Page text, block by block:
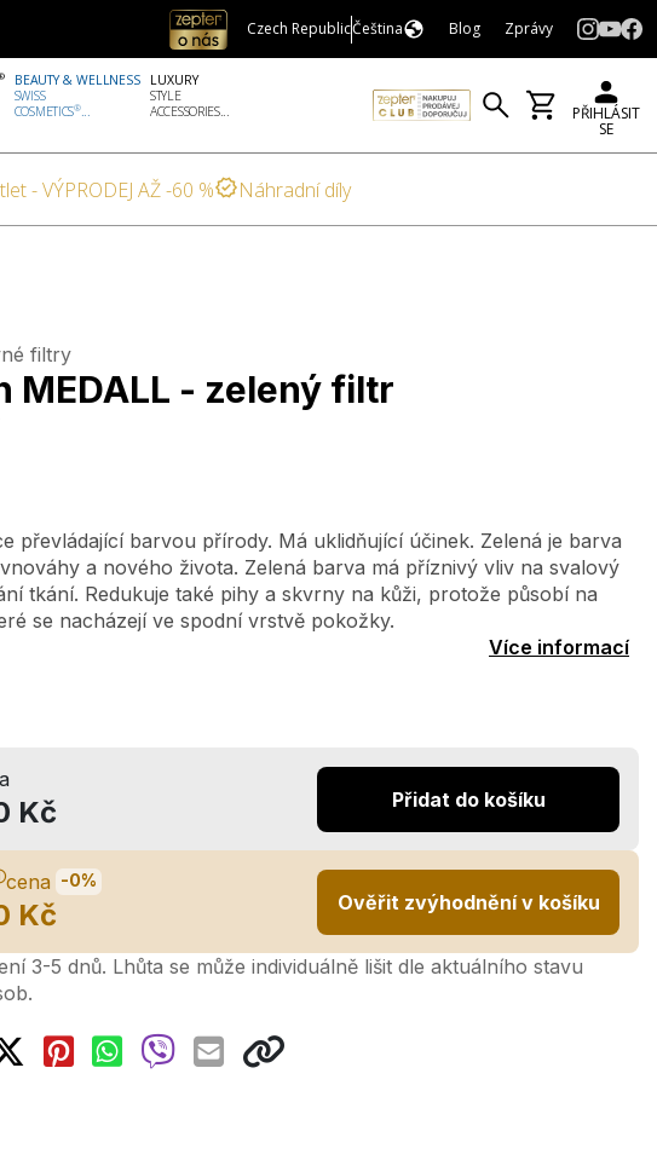
Czech RepublicČeština Blog Zprávy
BEAUTY & WELLNESS
SWISS
COSMETICS®...
LUXURY
STYLE
ACCESSORIES...
PŘIHLÁSIT
SE
- VÝPRODEJ AŽ -60 % Náhradní díly
filtry
MEDALL - zelený filtr
převládající barvou přírody. Má uklidňující účinek. Zelená je barva
a nového života. Zelená barva má příznivý vliv na svalový
tkání. Redukuje také pihy a skvrny na kůži, protože působí na
se nacházejí ve spodní vrstvě pokožky.
Více informací
Kč Přidat do košíku
cena -0%
Kč Ověřit zvýhodnění v košíku
3-5 dnů. Lhůta se může individuálně lišit dle aktuálního stavu